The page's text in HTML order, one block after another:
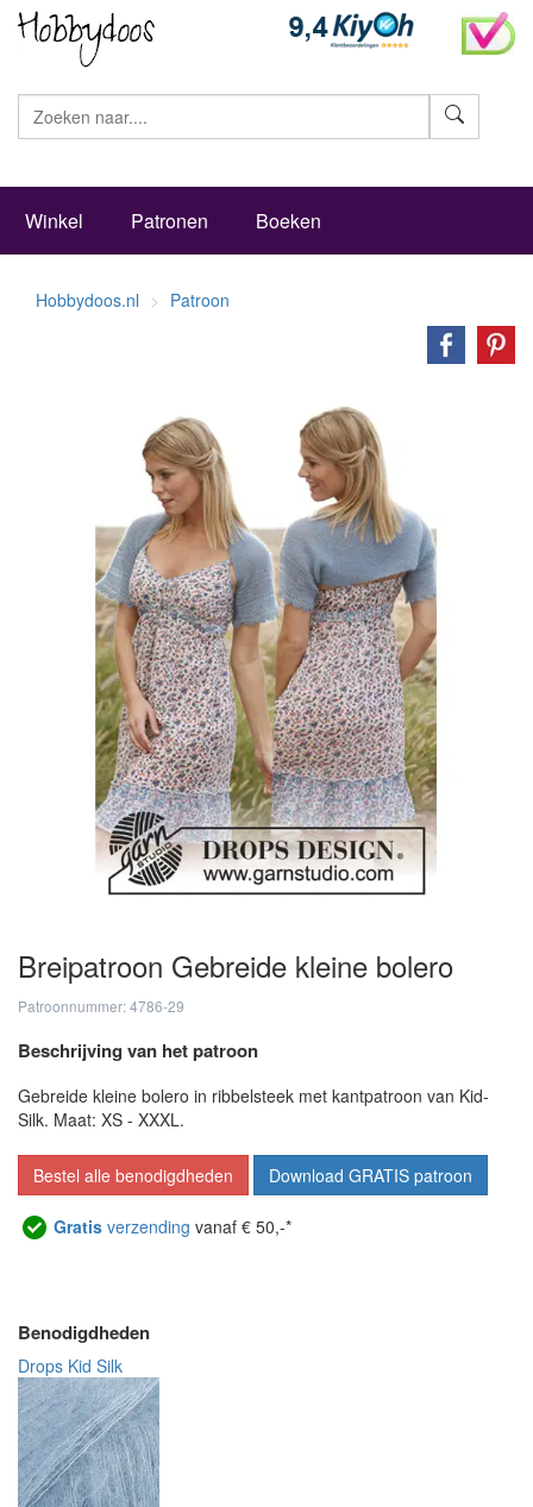
Winkel Patronen Boeken
Hobbydoos.nl Patroon
Breipatroon Gebreide kleine bolero
Patroonnummer: 4786-29
Beschrijving van het patroon
Gebreide kleine bolero in ribbelsteek met kantpatroon van Kid-
Silk. Maat: XS - XXXL.
Bestel alle benodigdheden Download GRATIS patroon
Gratis verzending vanaf € 50,-*
Benodigdheden
Drops Kid Silk